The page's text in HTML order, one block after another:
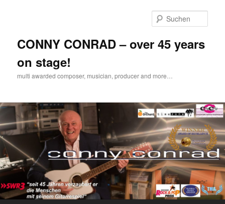
CONNY CONRAD – over 45 years
on stage!
multi awarded composer, musician, producer and more…